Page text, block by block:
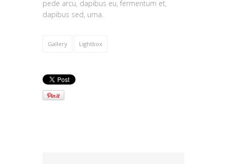
pede arcu, dapibus eu, fermentum et,
dapibus sed, urna.
Gallery Lightbox